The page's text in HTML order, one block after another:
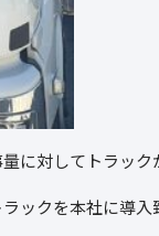
に対してトラック
ックを本社に導入